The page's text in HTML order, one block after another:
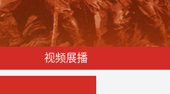
视频展播
经济高质量发